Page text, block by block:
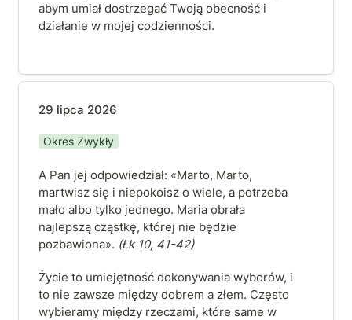
abym umiał dostrzegać Twoją obecność i
działanie w mojej codzienności.
29 lipca 2026
Okres Zwykły
A Pan jej odpowiedział: «Marto, Marto,
martwisz się i niepokoisz o wiele, a potrzeba
mało albo tylko jednego. Maria obrała
najlepszą cząstkę, której nie będzie
pozbawiona». (Łk 10, 41-42)
Życie to umiejętność dokonywania wyborów, i
to nie zawsze między dobrem a złem. Często
wybieramy między rzeczami, które same w